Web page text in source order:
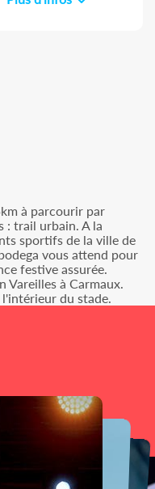
à parcourir par
: trail urbain. A la
sportifs de la ville de
vous attend pour
festive assurée.
Vareilles à Carmaux.
l'intérieur du stade.